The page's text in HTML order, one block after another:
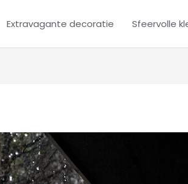
Extravagante decoratie Sfeervolle